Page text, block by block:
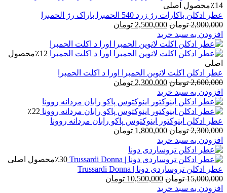
٪14محصول اصلی
عطر ادکلن باکارات رژ زرد 540 الحمبرا باراک رژ الحمبرا
2,900,000 تومان قیمت
اصلی
2,900,000 تومان
بود.
2,500,000 تومان
2,500,000 تومان
است.
افزودن به سبد خرید
٪12محصول
اصلی
عطر ادکلن اکلت لانوین الحمبرا اورا د اکلت الحمبرا
2,600,000 تومان قیمت
اصلی
2,600,000 تومان
بود.
2,300,000 تومان
2,300,000 تومان
است.
افزودن به سبد خرید
٪22
عطر ادکلن اینوکتور اینوکتوس پاکو رابان مردانه روونا
2,300,000 تومان قیمت
اصلی
2,300,000 تومان
بود.
1,800,000 تومان
است.
افزودن به سبد خرید
٪30محصول اصلی
عطر ادکلن تروساردی دونا | Trussardi Donna
15,000,000 تومان قیمت
اصلی
10,500,000 تومان
افزودن به سبد خرید